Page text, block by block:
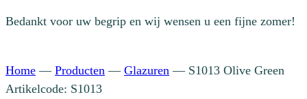
Bedankt voor uw begrip en wij wensen u een fijne zomer!
Home — Producten — Glazuren — S1013 Olive Green
Artikelcode: S1013